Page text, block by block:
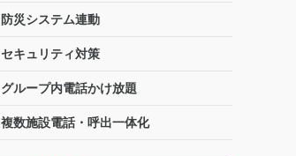
防災システム連動
セキュリティ対策
グループ内電話かけ放題
複数施設電話・呼出一体化